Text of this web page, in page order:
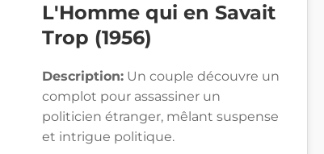
L'Homme qui en Savait
Trop (1956)
Description: Un couple découvre un
complot pour assassiner un
politicien étranger, mêlant suspense
et intrigue politique.